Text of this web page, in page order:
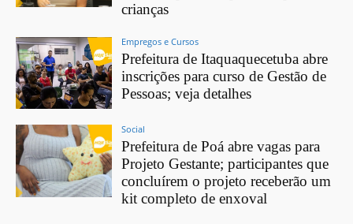
crianças
Empregos e Cursos
Prefeitura de Itaquaquecetuba abre
inscrições para curso de Gestão de
Pessoas; veja detalhes
Social
Prefeitura de Poá abre vagas para
Projeto Gestante; participantes que
concluírem o projeto receberão um
kit completo de enxoval